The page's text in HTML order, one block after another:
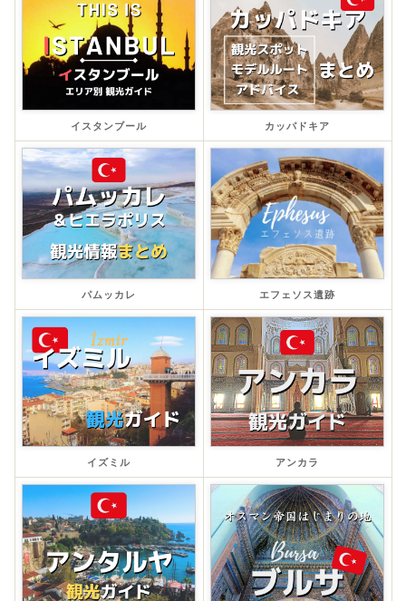
イスタンブール カッパドキア
パムッカレ エフェソス遺跡
イズミル アンカラ